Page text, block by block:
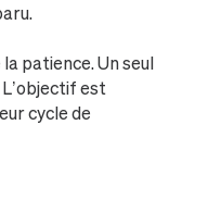
patience. Un seul
est
cycle de